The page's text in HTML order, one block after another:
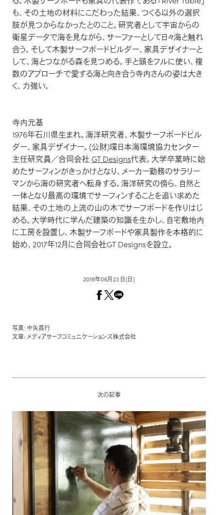
も、その土地の材料にこだわった結果、つくる以外の選択
肢が見つからなかったとのこと。研究者として宇宙からの
衛星データで海を見ながら、サーファーとして日々海と触れ
合う。そして木製サーフボードビルダー、家具デザイナーと
して、海とつながる森を見つめる。手と頭をフルに使い、複
数のアプローチで愛する海と向き合う寺内さんの姿は大き
く、力強い。
寺内元基
1976年石川県生まれ。海洋研究者、木製サーフボードビル
ダー、家具デザイナー。(公財)環日本海環境協力センター
主任研究員／合同会社 GT Designs代表。大学卒業時に始
めたサーフィンがきっかけとなり、メーカー勤務のサラリー
マンから海の研究者へ転身する。海洋研究の傍ら、自然と
一体となり最高の環境でサーフィンすることを追い求めた
結果、その土地の上流の山の木でサーフボードを作りはじ
める。大学時代に学んだ建築の知識を生かし、自宅敷地内
に工房を設置し、木製サーフボードや家具製作を本格的に
始め、2017年12月に合同会社GT Designsを設立。
2019年06月23 日(日)
写真: 中矢昌行
文章: メディアサーフコミュニケーションズ株式会社
次の記事